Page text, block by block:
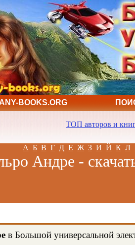
BOOKS.ORG
ТОП авторов и
А Б В Г Д Е Ж З И Й К Л
Андре -
в Большой универсальной